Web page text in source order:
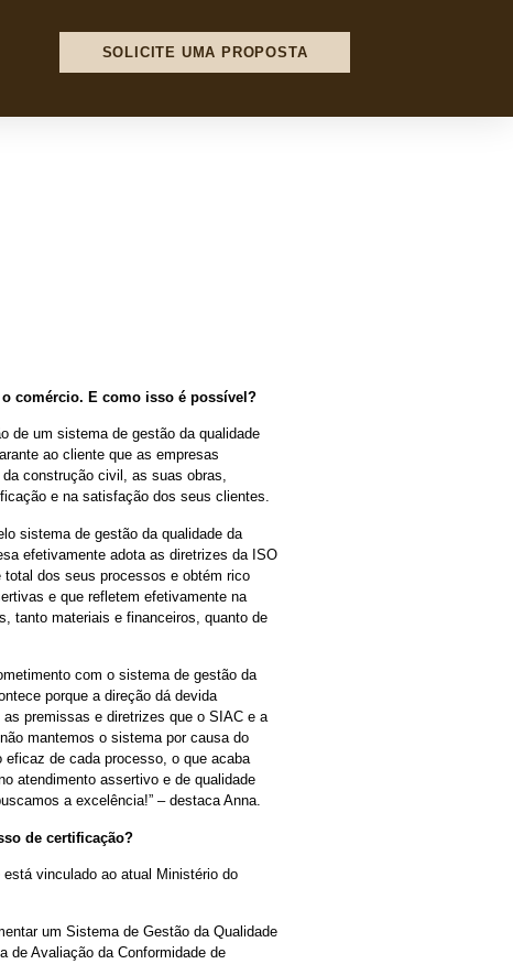
SOLICITE UMA PROPOSTA
comércio. E como isso é possível?
de um sistema de gestão da qualidade
ao cliente que as empresas
construção civil, as suas obras,
e na satisfação dos seus clientes.
sistema de gestão da qualidade da
efetivamente adota as diretrizes da ISO
dos seus processos e obtém rico
e que refletem efetivamente na
tanto materiais e financeiros, quanto de
com o sistema de gestão da
porque a direção dá devida
premissas e diretrizes que o SIAC e a
mantemos o sistema por causa do
de cada processo, o que acaba
atendimento assertivo e de qualidade
a excelência!” – destaca Anna.
de certificação?
vinculado ao atual Ministério do
um Sistema de Gestão da Qualidade
de Avaliação da Conformidade de